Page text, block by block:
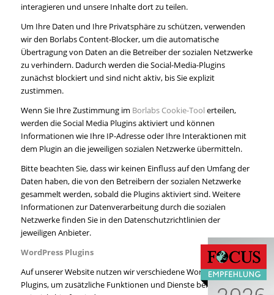
interagieren und unsere Inhalte dort zu teilen.
Um Ihre Daten und Ihre Privatsphäre zu schützen, verwenden
wir den Borlabs Content-Blocker, um die automatische
Übertragung von Daten an die Betreiber der sozialen Netzwerke
zu verhindern. Dadurch werden die Social-Media-Plugins
zunächst blockiert und sind nicht aktiv, bis Sie explizit
zustimmen.
Wenn Sie Ihre Zustimmung im Borlabs Cookie-Tool erteilen,
werden die Social Media Plugins aktiviert und können
Informationen wie Ihre IP-Adresse oder Ihre Interaktionen mit
dem Plugin an die jeweiligen sozialen Netzwerke übermitteln.
Bitte beachten Sie, dass wir keinen Einfluss auf den Umfang der
Daten haben, die von den Betreibern der sozialen Netzwerke
gesammelt werden, sobald die Plugins aktiviert sind. Weitere
Informationen zur Datenverarbeitung durch die sozialen
Netzwerke finden Sie in den Datenschutzrichtlinien der
jeweiligen Anbieter.
WordPress Plugins
Auf unserer Website nutzen wir verschiedene WordPress-
Plugins, um zusätzliche Funktionen und Dienste bereitzustellen.